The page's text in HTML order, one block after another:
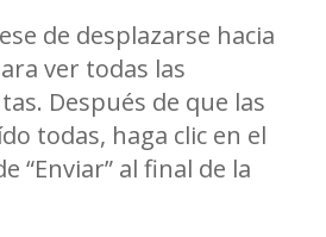
de desplazarse hacia
ver todas las
Después de que las
todas, haga clic en el
“Enviar” al final de la